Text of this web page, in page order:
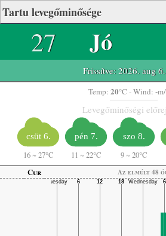
Tartu levegőminősége
27 Jó
Frissítve: 2026. aug
Temp: 20°C - Wind: -
Levegőminőségi
csüt 6.
16 ~ 27°C
pén 7.
11 ~ 22°C
szo 8.
9 ~ 20°C
Cur
Az elmúlt 48